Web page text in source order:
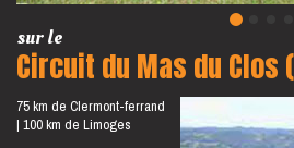
sur le
Circuit du Mas du Clos
75 km de Clermont-ferrand
100 km de Limoges